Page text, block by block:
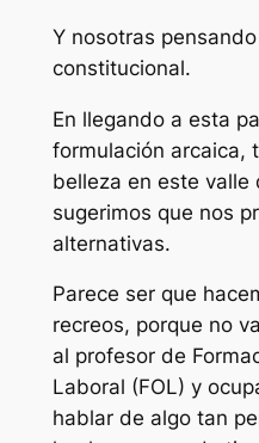
Y nosotras
constitucional.
En llegando a esta
formulación arcaica,
belleza en este valle
sugerimos que nos
alternativas.
Parece ser que
recreos, porque no
al profesor de
Laboral (FOL) y
hablar de algo tan